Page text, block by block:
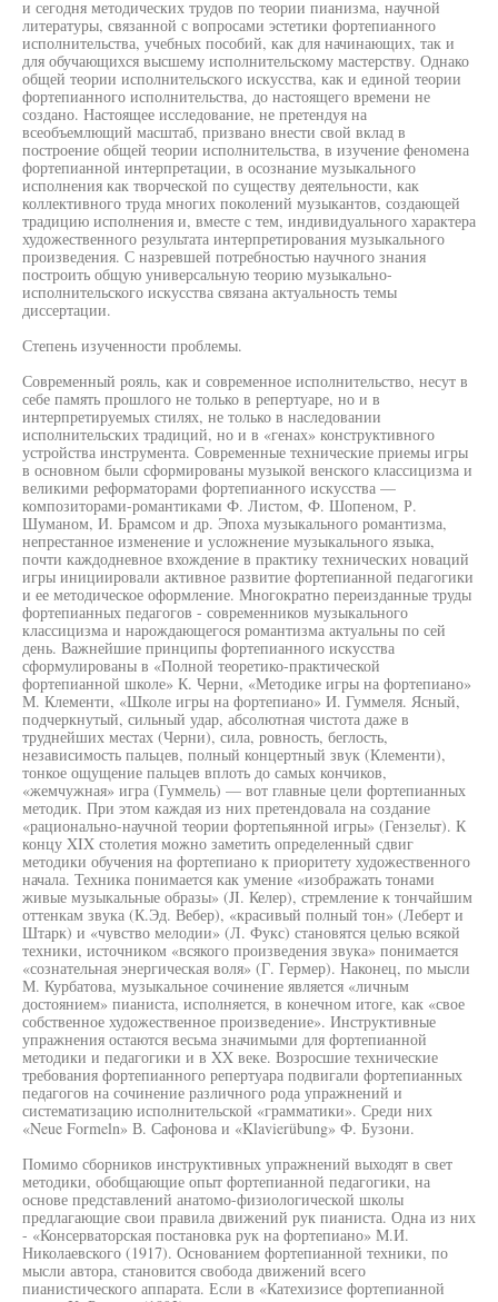
и сегодня методических трудов по теории пианизма, научной
литературы, связанной с вопросами эстетики фортепианного
исполнительства, учебных пособий, как для начинающих, так и
для обучающихся высшему исполнительскому мастерству. Однако
общей теории исполнительского искусства, как и единой теории
фортепианного исполнительства, до настоящего времени не
создано. Настоящее исследование, не претендуя на
всеобъемлющий масштаб, призвано внести свой вклад в
построение общей теории исполнительства, в изучение феномена
фортепианной интерпретации, в осознание музыкального
исполнения как творческой по существу деятельности, как
коллективного труда многих поколений музыкантов, создающей
традицию исполнения и, вместе с тем, индивидуального характера
художественного результата интерпретирования музыкального
произведения. С назревшей потребностью научного знания
построить общую универсальную теорию музыкально-
исполнительского искусства связана актуальность темы
диссертации.
Степень изученности проблемы.
Современный рояль, как и современное исполнительство, несут в
себе память прошлого не только в репертуаре, но и в
интерпретируемых стилях, не только в наследовании
исполнительских традиций, но и в «генах» конструктивного
устройства инструмента. Современные технические приемы игры
в основном были сформированы музыкой венского классицизма и
великими реформаторами фортепианного искусства —
композиторами-романтиками Ф. Листом, Ф. Шопеном, Р.
Шуманом, И. Брамсом и др. Эпоха музыкального романтизма,
непрестанное изменение и усложнение музыкального языка,
почти каждодневное вхождение в практику технических новаций
игры инициировали активное развитие фортепианной педагогики
и ее методическое оформление. Многократно переизданные труды
фортепианных педагогов - современников музыкального
классицизма и нарождающегося романтизма актуальны по сей
день. Важнейшие принципы фортепианного искусства
сформулированы в «Полной теоретико-практической
фортепианной школе» К. Черни, «Методике игры на фортепиано»
М. Клементи, «Школе игры на фортепиано» И. Гуммеля. Ясный,
подчеркнутый, сильный удар, абсолютная чистота даже в
труднейших местах (Черни), сила, ровность, беглость,
независимость пальцев, полный концертный звук (Клементи),
тонкое ощущение пальцев вплоть до самых кончиков,
«жемчужная» игра (Гуммель) — вот главные цели фортепианных
методик. При этом каждая из них претендовала на создание
«рационально-научной теории фортепьянной игры» (Гензельт). К
концу XIX столетия можно заметить определенный сдвиг
методики обучения на фортепиано к приоритету художественного
начала. Техника понимается как умение «изображать тонами
живые музыкальные образы» (JI. Келер), стремление к тончайшим
оттенкам звука (К.Эд. Вебер), «красивый полный тон» (Леберт и
Штарк) и «чувство мелодии» (Л. Фукс) становятся целью всякой
техники, источником «всякого произведения звука» понимается
«сознательная энергическая воля» (Г. Гермер). Наконец, по мысли
М. Курбатова, музыкальное сочинение является «личным
достоянием» пианиста, исполняется, в конечном итоге, как «свое
собственное художественное произведение». Инструктивные
упражнения остаются весьма значимыми для фортепианной
методики и педагогики и в XX веке. Возросшие технические
требования фортепианного репертуара подвигали фортепианных
педагогов на сочинение различного рода упражнений и
систематизацию исполнительской «грамматики». Среди них
«Neue Formeln» В. Сафонова и «Klavierübung» Ф. Бузони.
Помимо сборников инструктивных упражнений выходят в свет
методики, обобщающие опыт фортепианной педагогики, на
основе представлений анатомо-физиологической школы
предлагающие свои правила движений рук пианиста. Одна из них
- «Консерваторская постановка рук на фортепиано» М.И.
Николаевского (1917). Основанием фортепианной техники, по
мысли автора, становится свобода движений всего
пианистического аппарата. Если в «Катехизисе фортепианной